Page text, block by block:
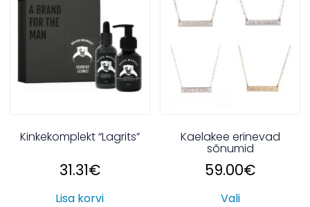
Kinkekomplekt “Lagrits”
31.31€
Lisa korvi
Kaelakee erinevad
sõnumid
59.00€
Vali